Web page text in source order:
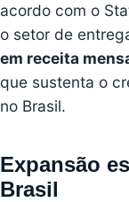
acordo com o
o setor de
em receita
que sustenta o
no Brasil.
Expansão
Brasil